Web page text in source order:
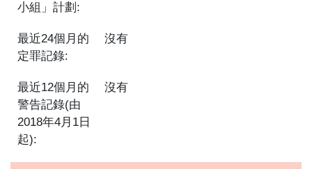
小組」計劃:
最近24個月的
定罪記錄:
沒有
最近12個月的
警告記錄(由
2018年4月1日
起):
沒有